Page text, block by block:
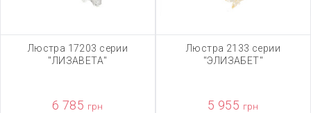
Люстра 17203 серии
"ЛИЗАВЕТА"
6 785 грн
Люстра 2133 серии
"ЭЛИЗАБЕТ"
5 955 грн